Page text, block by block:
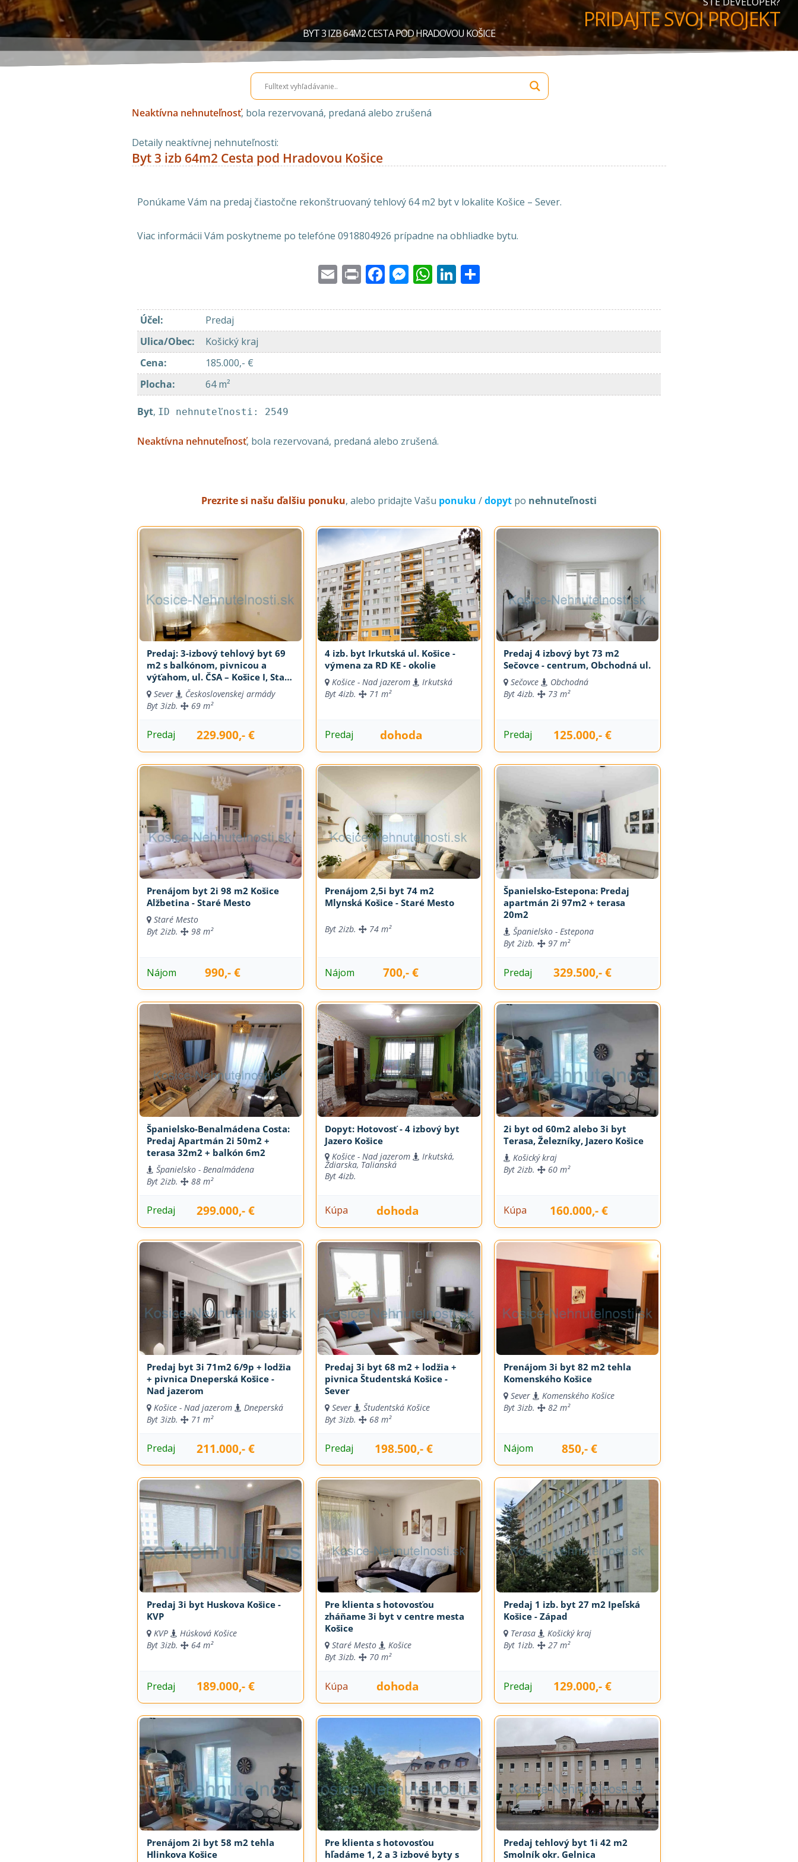
PRIDAJTE SVOJ PROJEKT
BYT 3 IZB 64M2 CESTA POD HRADOVOU KOŠICE
Neaktívna nehnuteľnosť, bola rezervovaná, predaná alebo zrušená
Detaily neaktívnej nehnuteľnosti:
Byt 3 izb 64m2 Cesta pod Hradovou Košice
Ponúkame Vám na predaj čiastočne rekonštruovaný tehlový 64 m2 byt v lokalite Košice – Sever.
Viac informácii Vám poskytneme po telefóne 0918804926 prípadne na obhliadke bytu.
EmailPrintFacebook
Messenger
WhatsApp
LinkedIn
Účel:
Predaj
Ulica/Obec:
Košický kraj
Cena:
185.000,- €
Plocha: 64 m²
Byt, ID nehnuteľnosti: 2549
Neaktívna nehnuteľnosť, bola rezervovaná, predaná alebo zrušená.
Prezrite si našu ďalšiu ponuku, alebo pridajte Vašu ponuku /dopyt po nehnuteľnosti
Predaj: 3-izbový tehlový byt 69
m2 s balkónom, pivnicou a
výťahom, ul. ČSA – Košice I, Staré
Mesto
Sever
Československej armády
Byt 3izb. 69 m²
Predaj 229.900,- €
4 izb. byt Irkutská ul. Košice -
výmena za RD KE - okolie
Košice - Nad jazerom
Irkutská
Byt 4izb. 71 m²
Predaj dohoda
Predaj 4 izbový byt 73 m2
Sečovce - centrum, Obchodná ul.
Sečovce
Obchodná
Byt 4izb. 73 m²
Predaj 125.000,- €
Prenájom byt 2i 98 m2 Košice
Alžbetina - Staré Mesto
Staré Mesto
Byt 2izb. 98 m²
Nájom 990,- €
Prenájom 2,5i byt 74 m2
Mlynská Košice - Staré Mesto
Byt 2izb. 74 m²
Nájom 700,- €
Španielsko-Estepona: Predaj
apartmán 2i 97m2 + terasa
20m2
Španielsko - Estepona
Byt 2izb. 97 m²
Predaj 329.500,- €
Španielsko-Benalmádena Costa:
Predaj Apartmán 2i 50m2 +
terasa 32m2 + balkón 6m2
Španielsko - Benalmádena
Byt 2izb. 88 m²
Predaj 299.000,- €
Dopyt: Hotovosť - 4 izbový byt
Jazero Košice
Košice - Nad jazerom Irkutská,
Ždiarska, Talianská
Byt 4izb.
Kúpa dohoda
2i byt od 60m2 alebo 3i byt
Terasa, Železníky, Jazero Košice
Košický kraj
Byt 2izb. 60 m²
Kúpa 160.000,- €
Predaj byt 3i 71m2 6/9p + lodžia
+ pivnica Dneperská Košice -
Nad jazerom
Košice - Nad jazerom
Dneperská
Byt 3izb. 71 m²
Predaj 211.000,- €
Predaj 3i byt 68 m2 + lodžia +
pivnica Študentská Košice -
Sever
Sever
Študentská Košice
Byt 3izb. 68 m²
Predaj 198.500,- €
Prenájom 3i byt 82 m2 tehla
Komenského Košice
Sever
Komenského Košice
Byt 3izb. 82 m²
Nájom 850,- €
Predaj 3i byt Huskova Košice -
KVP
KVP
Húsková Košice
Byt 3izb. 64 m²
Predaj 189.000,- €
Pre klienta s hotovosťou
zháňame 3i byt v centre mesta
Košice
Staré Mesto
Košice
Byt 3izb. 70 m²
Kúpa dohoda
Predaj 1 izb. byt 27 m2 Ipeľská
Košice - Západ
Terasa
Košický kraj
Byt 1izb. 27 m²
Predaj 129.000,- €
Prenájom 2i byt 58 m2 tehla
Hlinkova Košice
Pre klienta s hotovosťou
hľadáme 1, 2 a 3 izbové byty s
Predaj tehlový byt 1i 42 m2
Smolník okr. Gelnica